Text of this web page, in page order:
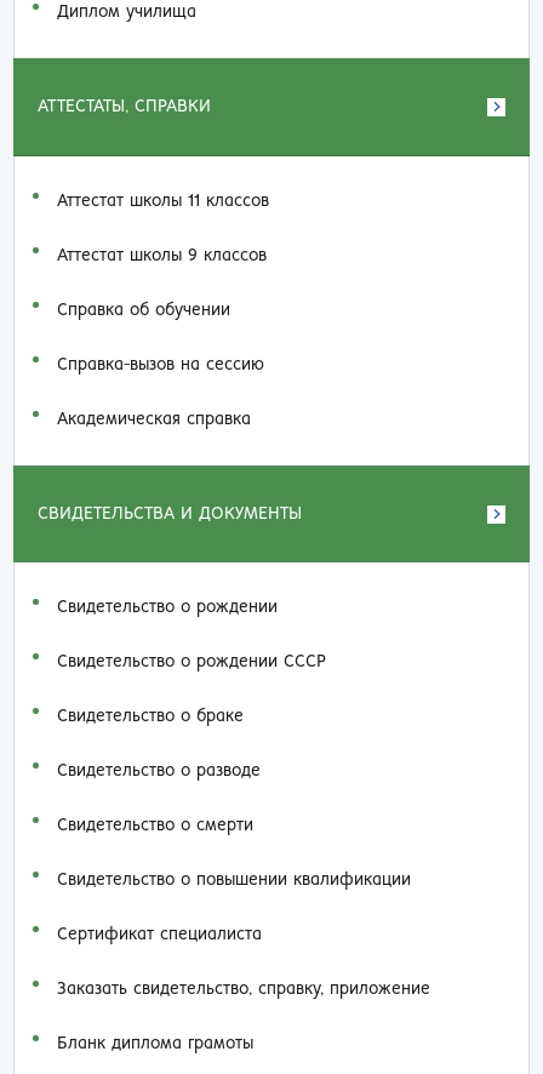
Диплом училища
АТТЕСТАТЫ, СПРАВКИ
Аттестат школы 11 классов
Аттестат школы 9 классов
Справка об обучении
Справка-вызов на сессию
Академическая справка
СВИДЕТЕЛЬСТВА И ДОКУМЕНТЫ
Свидетельство о рождении
Свидетельство о рождении СССР
Свидетельство о браке
Свидетельство о разводе
Свидетельство о смерти
Свидетельство о повышении квалификации
Сертификат специалиста
Заказать cвидетельство, справку, приложение
Бланк диплома грамоты